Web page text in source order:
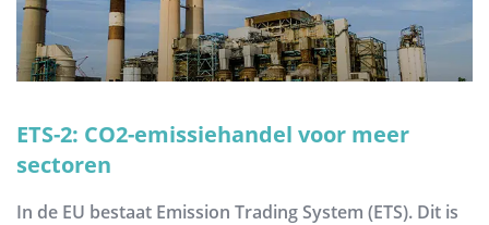
ETS-2: CO2-emissiehandel voor meer
sectoren
In de EU bestaat Emission Trading System (ETS). Dit is